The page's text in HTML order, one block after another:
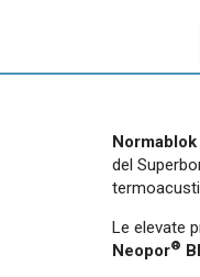
cementizi
Normablok
del
Le elevate
Neopor®